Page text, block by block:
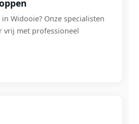
Widooie? Onze specialisten
vrij met professioneel